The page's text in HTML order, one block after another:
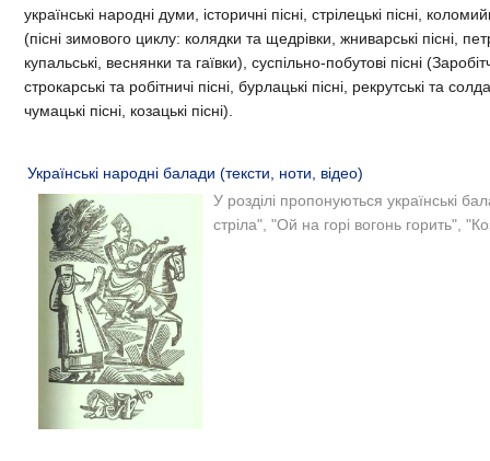
українські народні думи, історичні пісні, стрілецькі пісні,
(пісні зимового циклу: колядки та щедрівки, жниварські пісні,
купальські, веснянки та гаївки), суспільно-побутові пісні
строкарські та робітничі пісні, бурлацькі пісні, рекрутські та
чумацькі пісні, козацькі пісні).
Українські народні балади (тексти, ноти, відео)
У розділі пропонуються українські
стріла", "Ой на горі вогонь горить",